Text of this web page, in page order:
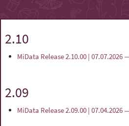
2.10
MiData Release 2.10.00 | 07.07.2026
2.09
MiData Release 2.09.00 | 07.04.2026